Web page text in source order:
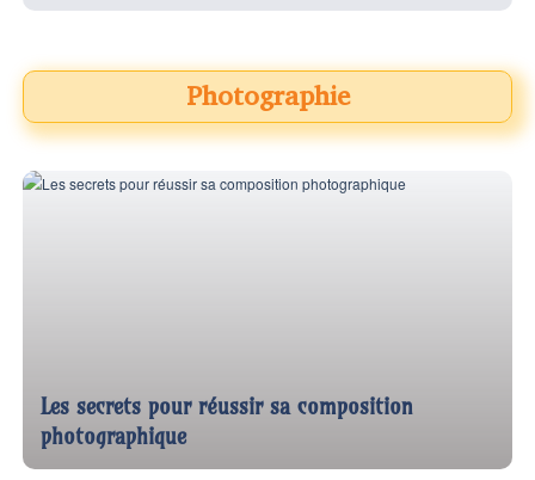
Photographie
Les secrets pour réussir sa composition
photographique